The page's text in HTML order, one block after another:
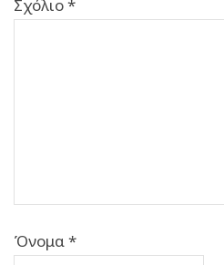
Σχόλιο*
Όνομα*